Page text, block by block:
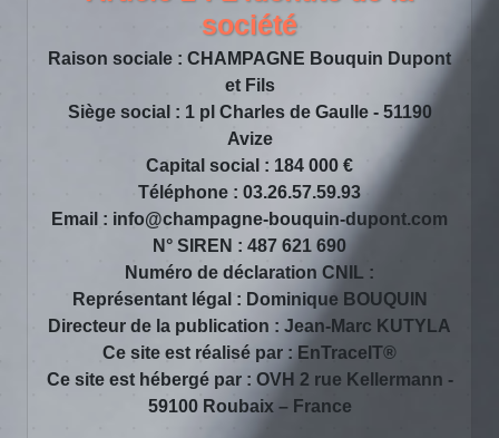
société
Raison sociale : CHAMPAGNE Bouquin Dupont
et Fils
Siège social : 1 pl Charles de Gaulle - 51190
Avize
Capital social : 184 000 €
Téléphone : 03.26.57.59.93
Email : info@champagne-bouquin-dupont.com
N° SIREN : 487 621 690
Numéro de déclaration CNIL :
Représentant légal : Dominique BOUQUIN
Directeur de la publication : Jean-Marc KUTYLA
Ce site est réalisé par : EnTraceIT®
Ce site est hébergé par : OVH 2 rue Kellermann -
59100 Roubaix – France